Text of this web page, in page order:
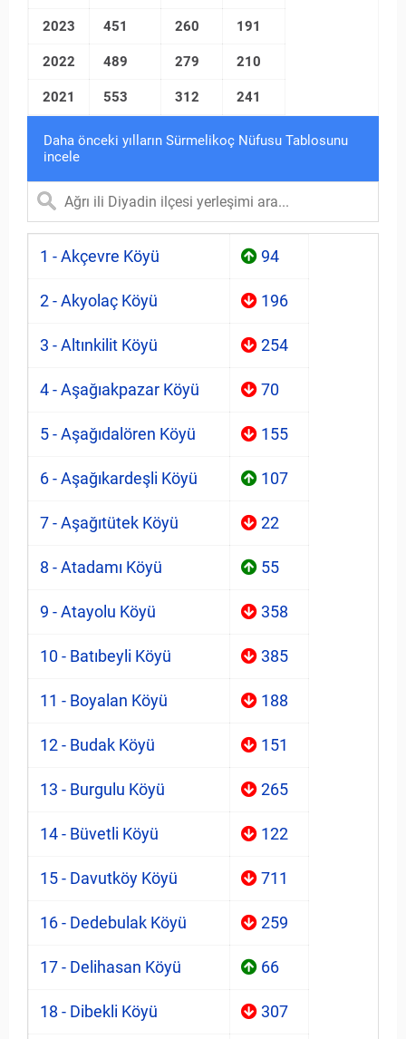
2023 451 260 191
2022 489 279 210
2021 553 312 241
Daha önceki yılların Sürmelikoç Nüfusu Tablosunu
incele
1 - Akçevre Köyü 94
2 - Akyolaç Köyü 196
3 - Altınkilit Köyü 254
4 - Aşağıakpazar Köyü 70
5 - Aşağıdalören Köyü 155
6 - Aşağıkardeşli Köyü 107
7 - Aşağıtütek Köyü 22
8 - Atadamı Köyü 55
9 - Atayolu Köyü 358
10 - Batıbeyli Köyü 385
11 - Boyalan Köyü 188
12 - Budak Köyü 151
13 - Burgulu Köyü 265
14 - Büvetli Köyü 122
15 - Davutköy Köyü 711
16 - Dedebulak Köyü 259
17 - Delihasan Köyü 66
18 - Dibekli Köyü 307